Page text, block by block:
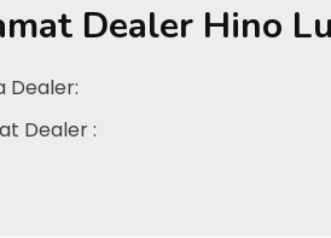
Dealer Hino
Dealer:
Dealer :